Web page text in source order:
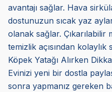
avantajı sağlar. Hava
dostunuzun sıcak yaz
olanak sağlar. Çıkarılabilir
temizlik açısından kolaylık
Köpek Yatağı Alırken
Evinizi yeni bir dostla
sonra yapmanız gereken